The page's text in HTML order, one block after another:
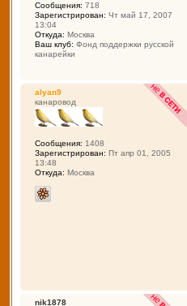
Сообщения: 718
Зарегистрирован: Чт май 17, 2007
13:04
Откуда: Москва
Ваш клуб: Фонд поддержки русской
канарейки
alyan9
канаровод
Сообщения: 1408
Зарегистрирован: Пт апр 01, 2005
13:48
Откуда: Москва
nik1878